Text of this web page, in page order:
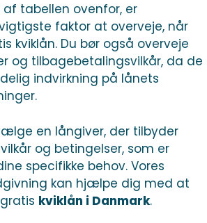
tabellen ovenfor, er
faktor at overveje, når
kviklån. Du bør også overveje
og tilbagebetalingsvilkår, da de
indvirkning på lånets
en långiver, der tilbyder
og betingelser, som er
specifikke behov. Vores
kan hjælpe dig med at
kviklån i Danmark.